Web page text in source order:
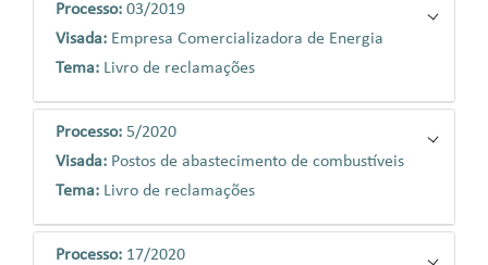
Processo: 03/2019
Visada: Empresa Comercializadora de Energia
Tema: Livro de reclamações
Processo: 5/2020
Visada: Postos de abastecimento de combustíveis
Tema: Livro de reclamações
Processo: 17/2020